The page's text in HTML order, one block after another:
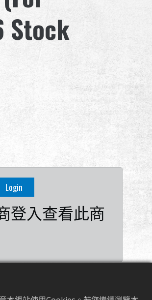
Stock
Login
登入查看此商